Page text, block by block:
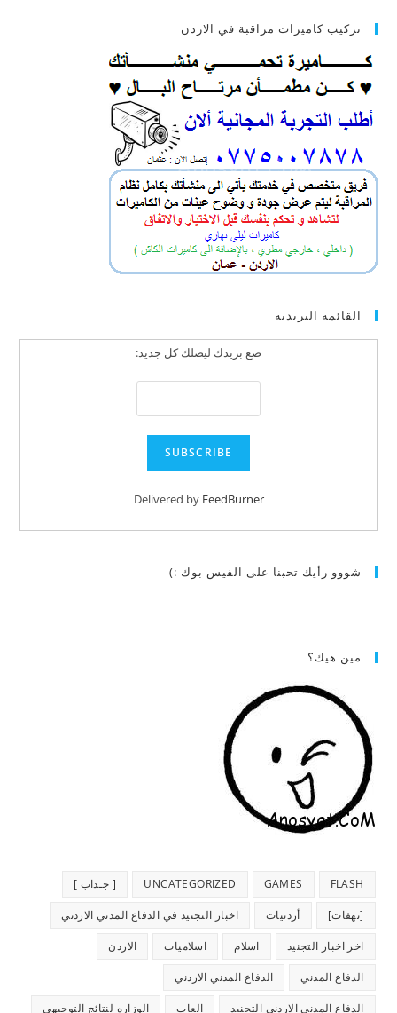
تركيب كاميرات مراقبة في الاردن
القائمه البريديه
ضع بريدك ليصلك كل جديد:
Delivered by FeedBurner
شووو رأيك تحبنا على الفيس بوك :)
مين هيك؟
FLASH
GAMES
UNCATEGORIZED [ جـذاب ]
[نهفات] أردنيات اخبار التجنيد في الدفاع المدني الاردني
اخر اخبار التجنيد اسلام اسلاميات الاردن
الدفاع المدني الدفاع المدني الاردني
الدفاع المدني الاردني التجنيد العاب الوزاره لنتائج التوجيهي